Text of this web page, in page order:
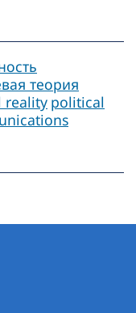
теория
reality political